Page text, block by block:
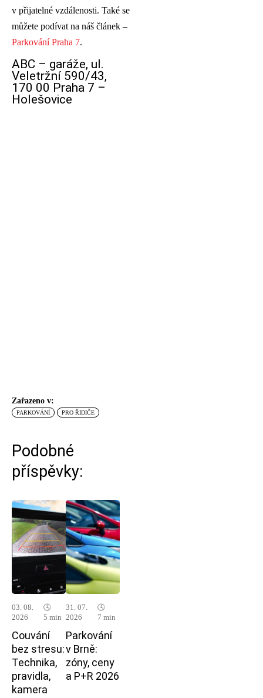
v přijatelné vzdálenosti. Také se
můžete podívat na náš článek –
Parkování Praha 7.
ABC – garáže, ul.
Veletržní 590/43,
170 00 Praha 7 –
Holešovice
Zařazeno v:
PARKOVÁNÍ PRO ŘIDIČE
Podobné
příspěvky:
03. 08.
2026
🕓
5 min
Couvání
bez stresu:
Technika,
pravidla,
kamera
31. 07.
2026
🕓
7 min
Parkování
v Brně:
zóny, ceny
a P+R 2026